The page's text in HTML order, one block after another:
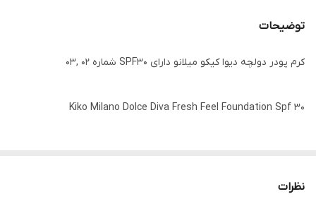
توضیحات
کرم پودر دولچه دیوا کیکو میلانو دارای SPF30 شماره 02 ,03
Kiko Milano Dolce Diva Fresh Feel Foundation Spf 30
العاده و مناسب انواع پوست است.
نظرات